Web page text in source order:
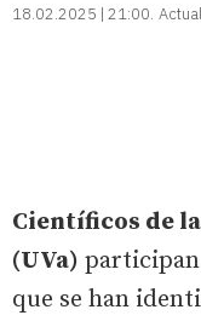
18.02.2025 | 21:00
Científicos de
(UVa) participan
que se han